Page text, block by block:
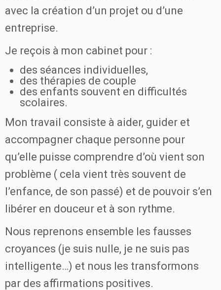
avec la création d’un projet ou d’une
entreprise.
Je reçois à mon cabinet pour :
des séances individuelles,
des thérapies de couple
des enfants souvent en difficultés
scolaires.
Mon travail consiste à aider, guider et
accompagner chaque personne pour
qu’elle puisse comprendre d’où vient son
problème ( cela vient très souvent de
l’enfance, de son passé) et de pouvoir s’en
libérer en douceur et à son rythme.
Nous reprenons ensemble les fausses
croyances (je suis nulle, je ne suis pas
intelligente…) et nous les transformons
par des affirmations positives.